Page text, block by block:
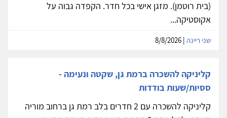
(בית רוטמן). מזגן אישי בכל חדר. הקפדה גבוה על
אקוסטיקה...
שני ריינה
קליניקה להשכרה ברמת גן, שקטה ונעימה -
ססיות/שעות בודדות
קליניקה להשכרה עם 2 חדרים בלב רמת גן ברחוב מוריה